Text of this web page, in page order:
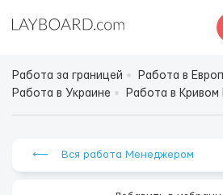
Работа за границей
Работа в
Работа в Украине
Работа в Кривом
⟵ Вся работа Менеджером